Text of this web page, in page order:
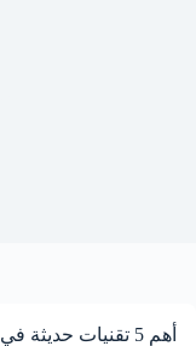
أهم 5 تقنيات حديثة في